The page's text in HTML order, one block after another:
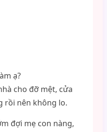
ạ?
cho đỡ mệt, cửa
rồi nên không lo.
đợi mẹ con nàng,